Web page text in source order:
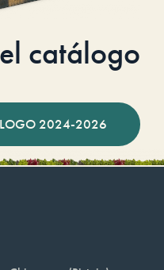
catálogo
2024-2026